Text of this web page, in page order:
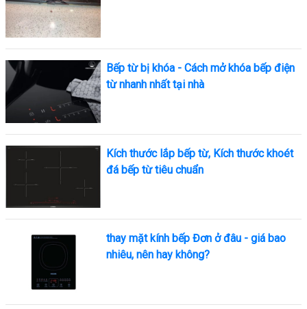
Bếp từ bị khóa - Cách mở khóa bếp điện
từ nhanh nhất tại nhà
Kích thước lắp bếp từ, Kích thước khoét
đá bếp từ tiêu chuẩn
thay mặt kính bếp Đơn ở đâu - giá bao
nhiêu, nên hay không?